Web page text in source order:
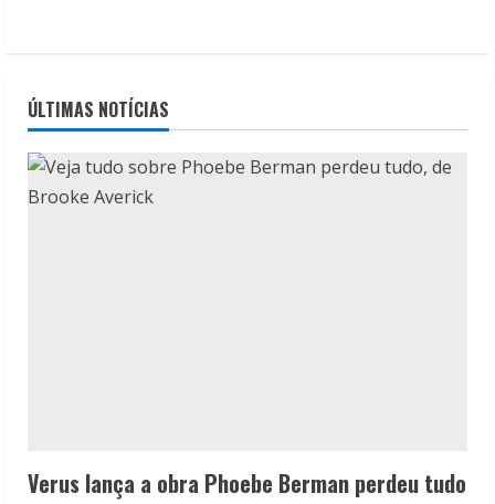
ÚLTIMAS NOTÍCIAS
Verus lança a obra Phoebe Berman perdeu tudo